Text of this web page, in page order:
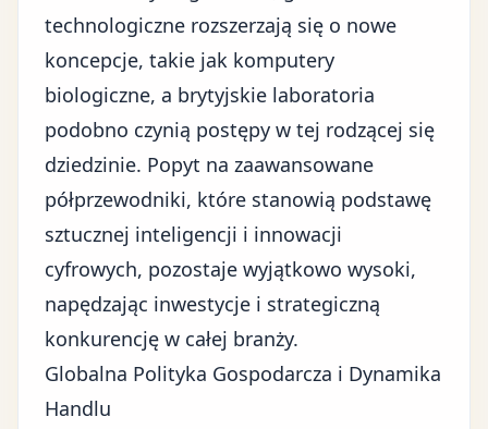
technologiczne rozszerzają się o nowe
koncepcje, takie jak komputery
biologiczne, a brytyjskie laboratoria
podobno czynią postępy w tej rodzącej się
dziedzinie. Popyt na zaawansowane
półprzewodniki, które stanowią podstawę
sztucznej inteligencji i innowacji
cyfrowych, pozostaje wyjątkowo wysoki,
napędzając inwestycje i strategiczną
konkurencję w całej branży.
Globalna Polityka Gospodarcza i Dynamika
Handlu